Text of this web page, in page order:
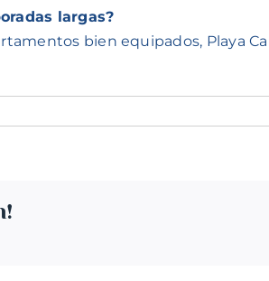
largas?
bien equipados, Playa